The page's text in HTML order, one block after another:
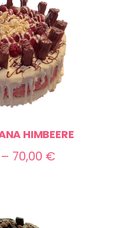
HIMBEERE
– 70,00 €Preisspanne: